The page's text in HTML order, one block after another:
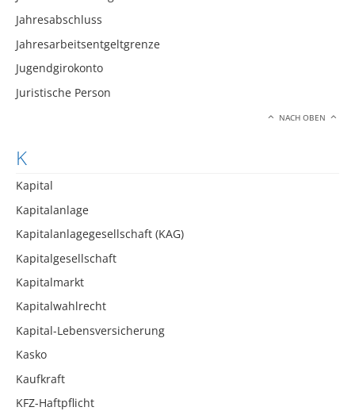
Jahresabschluss
Jahresarbeitsentgeltgrenze
Jugendgirokonto
Juristische Person
NACH OBEN
K
Kapital
Kapitalanlage
Kapitalanlagegesellschaft (KAG)
Kapitalgesellschaft
Kapitalmarkt
Kapitalwahlrecht
Kapital-Lebensversicherung
Kasko
Kaufkraft
KFZ-Haftpflicht